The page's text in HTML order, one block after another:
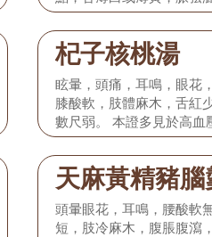
於高血壓病I期。
杞子核桃湯
眩暈，頭痛，耳鳴，眼花
膝酸軟，肢體麻木，舌紅
數尺弱。 本證多見於高血
期。
天麻黃精豬腦
頭暈眼花，耳鳴，腰酸軟
短，肢冷麻木，腹脹腹瀉